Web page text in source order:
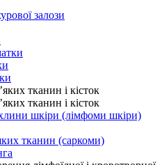
залози
тканин і кісток
тканин і кісток
шкіри (лімфоми шкіри)
тканин (саркоми)